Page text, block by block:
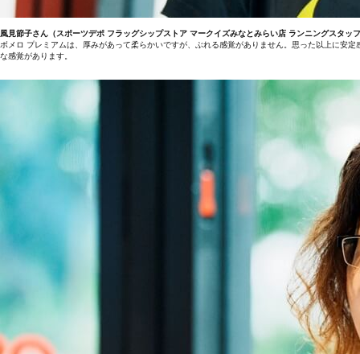
風見節子さん（スポーツデポ フラッグシップストア マークイズみなとみらい店 ランニングスタッ
ボメロ プレミアムは、厚みがあって柔らかいですが、ぶれる感覚がありません。思った以上に安
な感覚があります。